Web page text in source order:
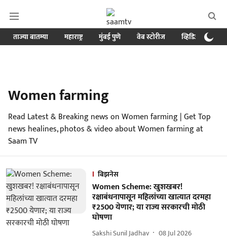
ताज्या बातम्या महाराष्ट्र मुंबई पुणे वेब स्टोरीज व्हिडिओ
Women farming
Read Latest & Breaking news on Women farming | Get Top
news healines, photos & video about Women farming at
Saam TV
बिझनेस
Women Scheme: खुशखबर!
रक्षाबंधनापासून महिलांच्या खात्यात दरमहा
₹2500 येणार; या राज्य सरकारची मोठी
घोषणा
Sakshi Sunil Jadhav
08 Jul 2026